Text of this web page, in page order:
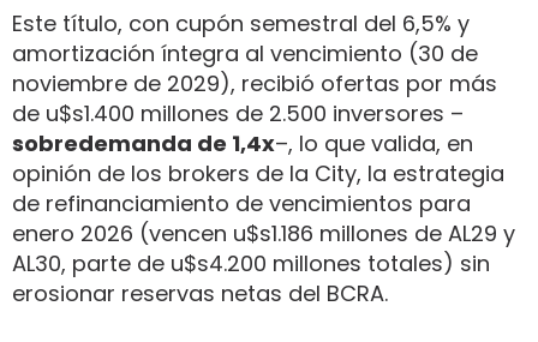
Este título, con cupón semestral del 6,5% y
amortización íntegra al vencimiento (30 de
noviembre de 2029), recibió ofertas por más
de u$s1.400 millones de 2.500 inversores –
sobredemanda de 1,4x–, lo que valida, en
opinión de los brokers de la City, la estrategia
de refinanciamiento de vencimientos para
enero 2026 (vencen u$s1.186 millones de AL29 y
AL30, parte de u$s4.200 millones totales) sin
erosionar reservas netas del BCRA.